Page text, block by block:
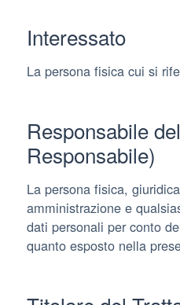
Interessato
La persona fisica cui si
Responsabile
Responsabile)
La persona fisica,
amministrazione e
dati personali per conto
quanto esposto nella